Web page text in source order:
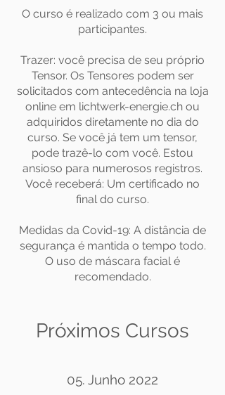
O curso é realizado com 3 ou mais
participantes.
Trazer: você precisa de seu próprio
Tensor. Os Tensores podem ser
solicitados com antecedência na loja
online em lichtwerk-energie.ch ou
adquiridos diretamente no dia do
curso. Se você já tem um tensor,
pode trazê-lo com você. Estou
ansioso para numerosos registros.
Você receberá: Um certificado no
final do curso.
Medidas da Covid-19: A distância de
segurança é mantida o tempo todo.
O uso de máscara facial é
recomendado.
Próximos Cursos
05. Junho 2022